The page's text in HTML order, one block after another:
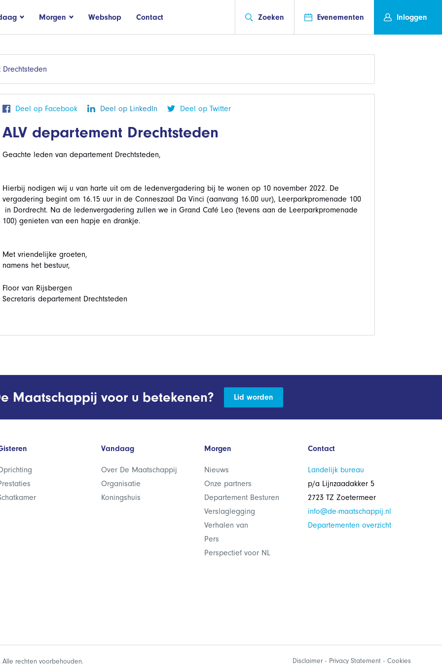
Morgen Webshop Contact Zoeken Evenementen Inloggen
Drechtsteden
Deel op Facebook Deel op LinkedIn Deel op Twitter
ALV departement Drechtsteden
Geachte leden van departement Drechtsteden,
Hierbij nodigen wij u van harte uit om de ledenvergadering bij te wonen op 10 november 2022. De
vergadering begint om 16.15 uur in de Conneszaal Da Vinci (aanvang 16.00 uur), Leerparkpromenade 100
in Dordrecht. Na de ledenvergadering zullen we in Grand Café Leo (tevens aan de Leerparkpromenade
100) genieten van een hapje en drankje.
Met vriendelijke groeten,
namens het bestuur,
Floor van Rijsbergen
Secretaris departement Drechtsteden
Maatschappij voor u betekenen? Lid worden
Vandaag
Over De Maatschappij
Organisatie
Koningshuis
Morgen
Nieuws
Onze partners
Departement Besturen
Verslaglegging
Verhalen van
Pers
Perspectief voor NL
Contact
Landelijk bureau
p/a Lijnzaadakker 5
2723 TZ Zoetermeer
info@de-maatschappij.nl
Departementen overzicht
rechten voorbehouden. Disclaimer Privacy Statement Cookies